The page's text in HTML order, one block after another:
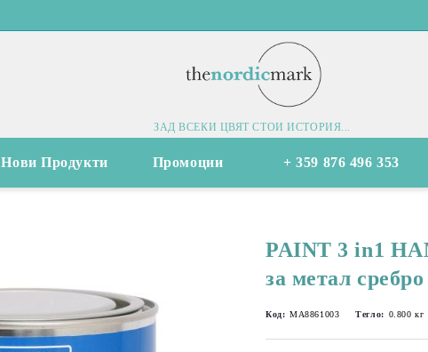
ЗАД ВСЕКИ ЦВЯТ СТОИ ИСТОРИЯ...
Нови Продукти Промоции + 359 876 496 353
PAINT 3 in1
за метал
Код: MA8861003 Тегло: 0.800 кг